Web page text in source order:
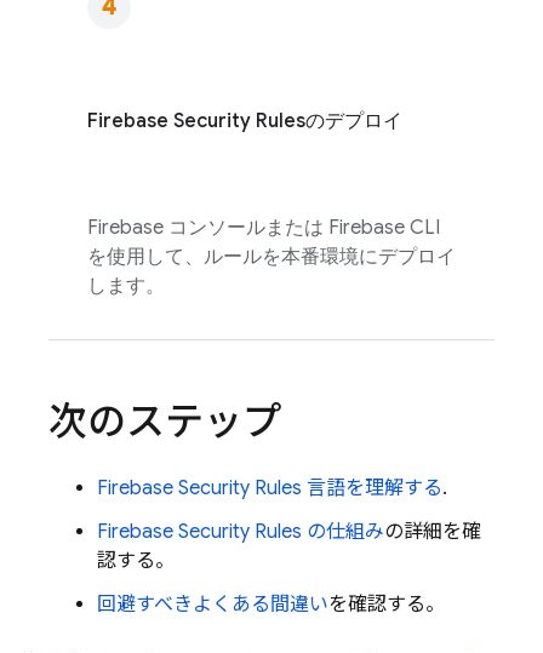
Firebase Security Rulesのデプロイ
Firebase コンソールまたは Firebase CLI
を使用して、ルールを本番環境にデプロイ
します。
次のステップ
Firebase Security Rules 言語を理解する.
Firebase Security Rules の仕組みの詳細を確
認する。
回避すべきよくある間違いを確認する。